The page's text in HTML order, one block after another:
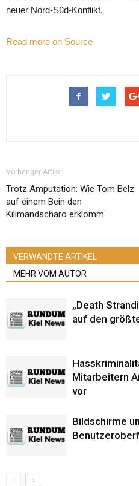
neuer Nord-Süd-Konflikt.
Read more on Source
Vorheriger Artikel
Trotz Amputation: Wie Tom Belz
auf einem Bein den
Kilimandscharo erklomm
VERWANDTE ARTIKEL
MEHR VOM AUTOR
„Death
auf den
Mitarbeitern
vor
Bildschirme